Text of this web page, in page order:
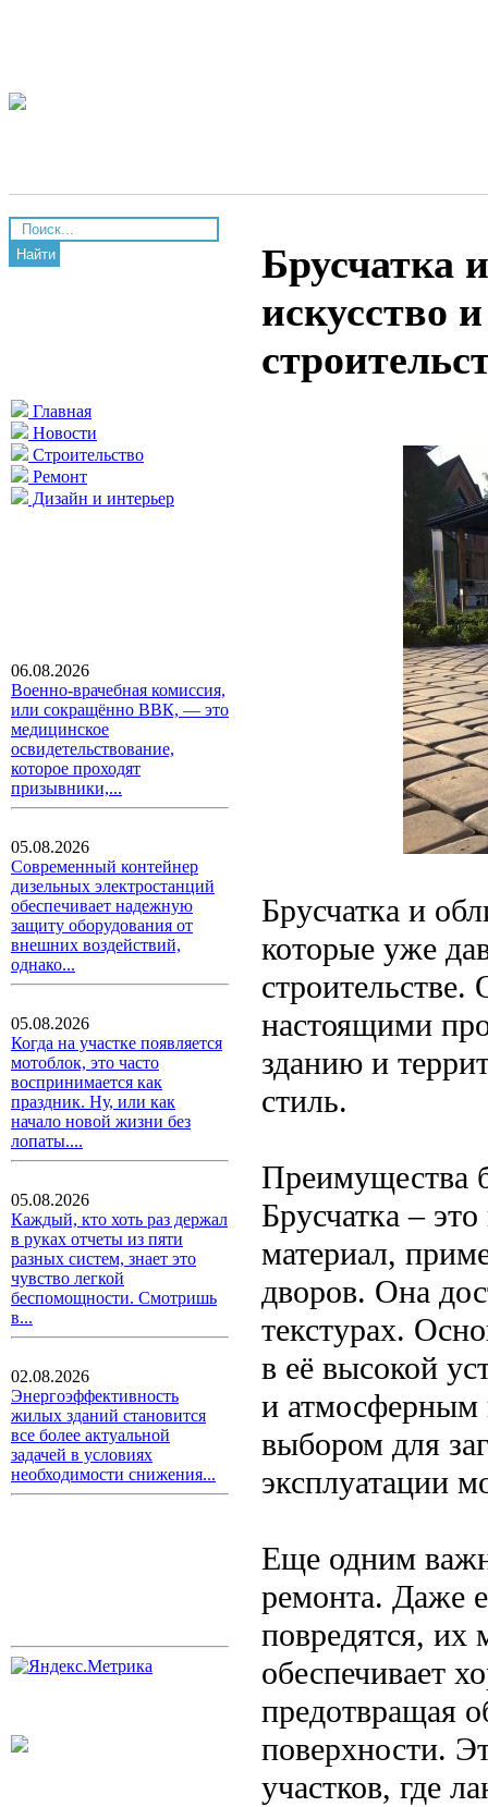
Найти
Главная
Новости
Строительство
Ремонт
Дизайн и интерьер
06.08.2026
Военно-врачебная комиссия,
или сокращённо ВВК, — это
медицинское
освидетельствование,
которое проходят
призывники,...
05.08.2026
Современный контейнер
дизельных электростанций
обеспечивает надежную
защиту оборудования от
внешних воздействий,
однако...
05.08.2026
Когда на участке появляется
мотоблок, это часто
воспринимается как
праздник. Ну, или как
начало новой жизни без
лопаты....
05.08.2026
Каждый, кто хоть раз держал
в руках отчеты из пяти
разных систем, знает это
чувство легкой
беспомощности. Смотришь
в...
02.08.2026
Энергоэффективность
жилых зданий становится
все более актуальной
задачей в условиях
необходимости снижения...
Брусчатка
искусство
Брусчатка и
которые уже
настоящими
зданию и
стиль.
Преимущества
Брусчатка –
материал,
дворов. Она
текстурах.
в её высокой
и атмосферным
выбором для
эксплуатации
Еще одним
ремонта. Даже
повредятся, их
обеспечивает
предотвращая
поверхности.
участков, где